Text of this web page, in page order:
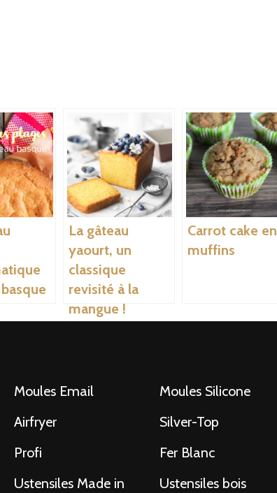
La gâteau
yaourt, un
classique
revisité à la
mangue !
Carrot cake en
muffins
Moules Email
Moules Silicone
Airfryer
Silver-Top
Profi
Fer Blanc
Ustensiles Made in
Ustensiles bois